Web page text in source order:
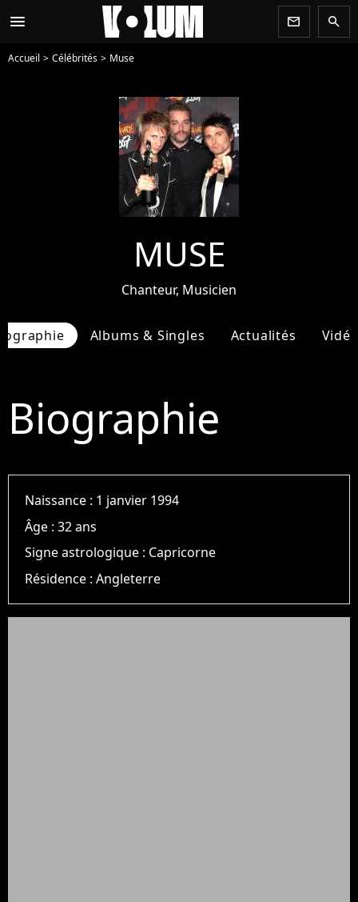
menu newsletter search
Accueil Célébrités Muse
MUSE
Chanteur, Musicien
Albums & Singles Actualités
Biographie
Naissance : 1 janvier 1994
Âge :32 ans
Signe astrologique : Capricorne
Résidence :Angleterre